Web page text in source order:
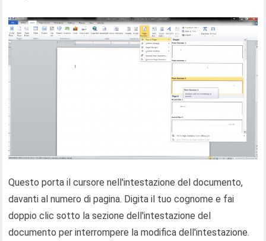
Questo porta il cursore nell'intestazione del documento,
davanti al numero di pagina. Digita il tuo cognome e fai
doppio clic sotto la sezione dell'intestazione del
documento per interrompere la modifica dell'intestazione.